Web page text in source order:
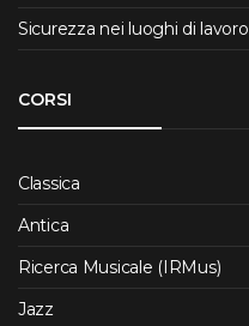
Sicurezza nei luoghi di lavoro
CORSI
Classica
Antica
Ricerca Musicale (IRMus)
Jazz